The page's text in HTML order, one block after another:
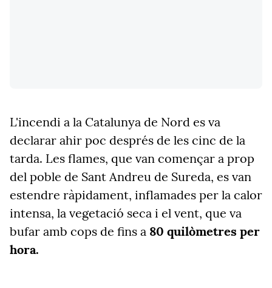
L'incendi a la Catalunya de Nord es va
declarar ahir poc després de les cinc de la
tarda. Les flames, que van començar a prop
del poble de Sant Andreu de Sureda, es van
estendre ràpidament, inflamades per la calor
intensa, la vegetació seca i el vent, que va
bufar amb cops de fins a 80 quilòmetres per
hora.